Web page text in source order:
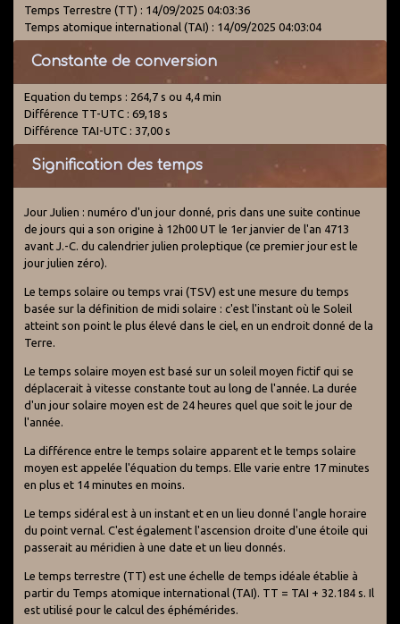
Temps Terrestre (TT) : 14/09/2025 04:03:36
Temps atomique international (TAI) : 14/09/2025 04:03:04
Constante de conversion
Equation du temps : 264,7 s ou 4,4 min
Différence TT-UTC : 69,18 s
Différence TAI-UTC : 37,00 s
Signification des temps
Jour Julien : numéro d'un jour donné, pris dans une suite continue
de jours qui a son origine à 12h00 UT le 1er janvier de l'an 4713
avant J.-C. du calendrier julien proleptique (ce premier jour est le
jour julien zéro).
Le temps solaire ou temps vrai (TSV) est une mesure du temps
basée sur la définition de midi solaire : c'est l'instant où le Soleil
atteint son point le plus élevé dans le ciel, en un endroit donné de la
Terre.
Le temps solaire moyen est basé sur un soleil moyen fictif qui se
déplacerait à vitesse constante tout au long de l'année. La durée
d'un jour solaire moyen est de 24 heures quel que soit le jour de
l'année.
La différence entre le temps solaire apparent et le temps solaire
moyen est appelée l'équation du temps. Elle varie entre 17 minutes
en plus et 14 minutes en moins.
Le temps sidéral est à un instant et en un lieu donné l'angle horaire
du point vernal. C'est également l'ascension droite d'une étoile qui
passerait au méridien à une date et un lieu donnés.
Le temps terrestre (TT) est une échelle de temps idéale établie à
partir du Temps atomique international (TAI). TT = TAI + 32.184 s. Il
est utilisé pour le calcul des éphémérides.